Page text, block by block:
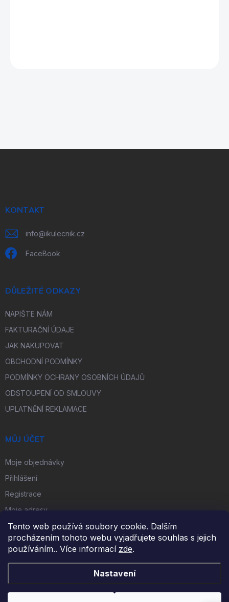
Tento web používá soubory cookie. Dalším
procházením tohoto webu vyjadřujete souhlas s jejich
používáním.. Více informací zde.
Nastavení
KONTAKT
info@ikulecnik.cz
FaceBook
DŮLEŽITÉ ODKAZY
NAPIŠTE NÁM
FAKTURAČNÍ ÚDAJE
JAK NAKUPOVAT
OBCHODNÍ PODMÍNKY
PODMÍNKY OCHRANY OSOBNÍCH ÚDAJŮ
ODSTOUPENÍ OD SMLOUVY
UPLATNĚNÍ REKLAMACE
MŮJ ÚČET
Moje objednávky
Přihlášení
Registrace
Moje adresy
FACEBOOK